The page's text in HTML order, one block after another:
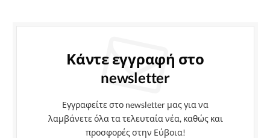
Κάντε εγγραφή στο
newsletter
Εγγραφείτε στο newsletter μας για να
λαμβάνετε όλα τα τελευταία νέα, καθώς και
προσφορές στην Εύβοια!